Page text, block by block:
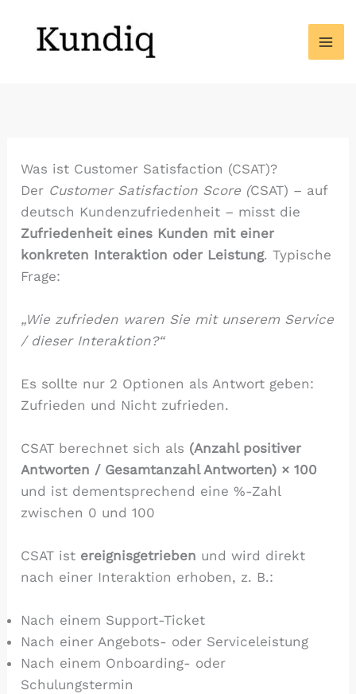
Inhalt
springen
Was ist Customer Satisfaction (CSAT)?
Der Customer Satisfaction Score (CSAT) – auf
deutsch Kundenzufriedenheit – misst die
Zufriedenheit eines Kunden mit einer
konkreten Interaktion oder Leistung. Typische
Frage:
„Wie zufrieden waren Sie mit unserem Service
/ dieser Interaktion?“
Es sollte nur 2 Optionen als Antwort geben:
Zufrieden und Nicht zufrieden.
CSAT berechnet sich als (Anzahl positiver
Antworten / Gesamtanzahl Antworten) × 100
und ist dementsprechend eine %-Zahl
zwischen 0 und 100
CSAT ist ereignisgetrieben und wird direkt
nach einer Interaktion erhoben, z. B.:
Nach einem Support-Ticket
Nach einer Angebots- oder Serviceleistung
Nach einem Onboarding- oder
Schulungstermin